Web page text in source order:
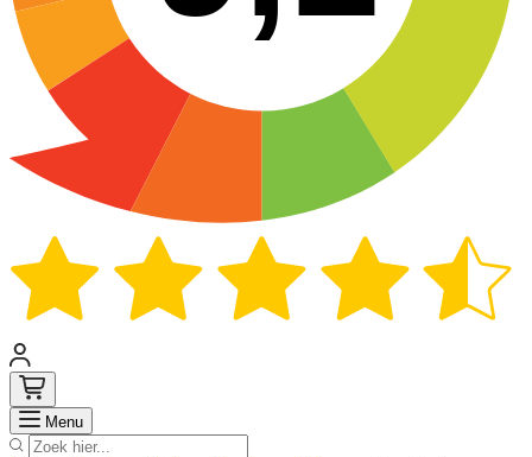
Menu Zoek